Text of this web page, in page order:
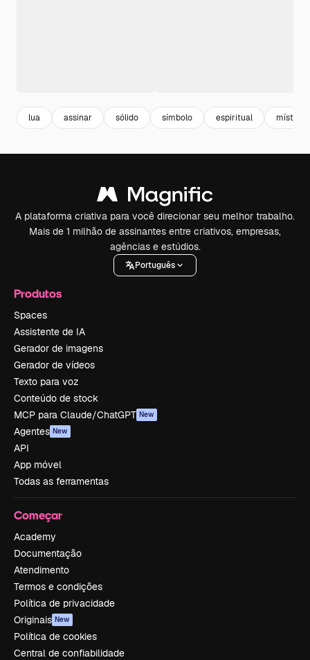
lua assinar sólido símbolo espiritual místico
A plataforma criativa para você direcionar seu melhor trabalho.
Mais de 1 milhão de assinantes entre criativos, empresas,
agências e estúdios.
Português
Produtos
Spaces
Assistente de IA
Gerador de imagens
Gerador de vídeos
Texto para voz
Conteúdo de stock
MCP para Claude/ChatGPT New
Agentes New
API
App móvel
Todas as ferramentas
Começar
Academy
Documentação
Atendimento
Termos e condições
Política de privacidade
Originais New
Política de cookies
Central de confiabilidade